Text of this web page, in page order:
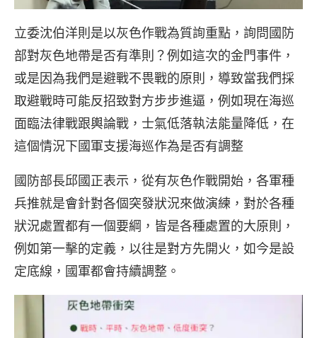
立委沈伯洋則是以灰色作戰為質詢重點，詢問國防
部對灰色地帶是否有準則？例如這次的金門事件，
或是因為我們是避戰不畏戰的原則，導致當我們採
取避戰時可能反招致對方步步進逼，例如現在海巡
面臨法律戰跟輿論戰，士氣低落執法能量降低，在
這個情況下國軍支援海巡作為是否有調整
國防部長邱國正表示，從有灰色作戰開始，各軍種
兵推就是會針對各個突發狀況來做演練，對於各種
狀況處置都有一個要綱，皆是各種處置的大原則，
例如第一擊的定義，以往是對方先開火，如今是設
定底線，國軍都會持續調整。